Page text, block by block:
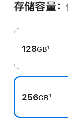
存储容量：
128GB
注
1
256GB
注
1